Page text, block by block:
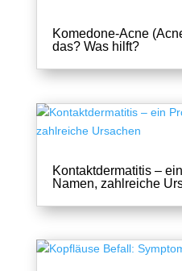
Komedone-Acne
das? Was hilft?
Kontaktdermatitis –
Namen, zahlreiche